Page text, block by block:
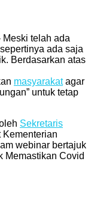
telah ada
ada saja
Berdasarkan atas
masyarakatagar
untuk tetap
Sekretaris
Kementerian
webinar bertajuk
Memastikan Covid